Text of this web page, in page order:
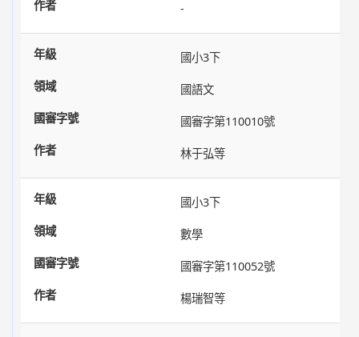
-
國小3下
國語文
國審字第110010號
林于弘等
國小3下
數學
國審字第110052號
楊瑞智等